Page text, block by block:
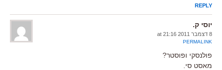
REPLY
יוסי ק.
8 דצמבר 2011 at 21:16
PERMALINK
פולנסקי ופוסטר?
מאסט סי.